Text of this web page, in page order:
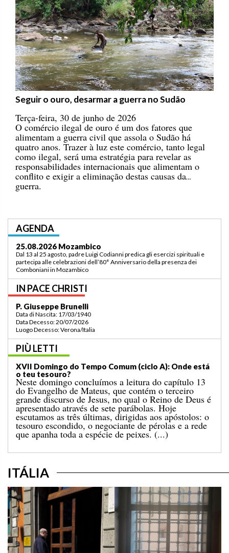
Seguir o ouro, desarmar a guerra no Sudão
Terça-feira, 30 de junho de 2026
O comércio ilegal de ouro é um dos fatores que
alimentam a guerra civil que assola o Sudão há
quatro anos. Trazer à luz este comércio, tanto legal
como ilegal, será uma estratégia para revelar as
responsabilidades internacionais que alimentam o
conflito e exigir a eliminação destas causas da
guerra.
AGENDA
03.09.2026 Lomé/Togo
Padre Luigi Codianni e padre Elias Sindjalim partecipano dal 26 agosto al 3
settembre all’incontro della commissione ASCAF sulla riorganizzazione
della regione a Lomé/Togo
IN PACE CHRISTI
P. Bruno Bordonali
Data di Nascita: 01/07/1942
Data Decesso: 13/07/2026
Luogo Decesso: Verona /Italia
PIÙ LETTI
XIX Domingo do Tempo Comum (ciclo A): “Ordena-
me que vá ter contigo!”
O Evangelho do domingo passado narrava-nos o
milagre da multiplicação dos pães para uma grande
multidão, num lugar deserto, que terminou com a
recolha de doze cestos cheios de sobras. A esse
acontecimento segue-se o conhecido episódio de
hoje, no qual Jesus caminha sobre o mar. [...]
ITÁLIA